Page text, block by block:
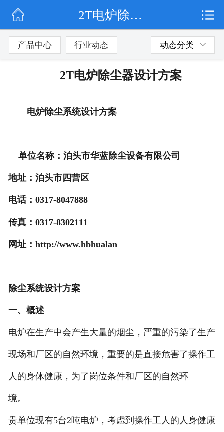
公司简介
2T电炉除尘器设计方案
产品中心 行业动态 动态分类
2T电炉除尘器设计方案
电炉除尘系统设计方案
单位名称：泊头市华蓝除尘设备有限公司
地址：泊头市四营区
电话：0317-8047888
传真：0317-8302111
网址：http://www.hbhualan
除尘系统设计方案
一、概述
电炉在生产中会产生大量的烟尘，严重的污染了生产
现场和厂区的自然环境，重要的是直接危害了操作工
人的身体健康，为了岗位条件和厂区的自然环
境。
贵单位现有5台2吨电炉，考虑到操作工人的人身健康